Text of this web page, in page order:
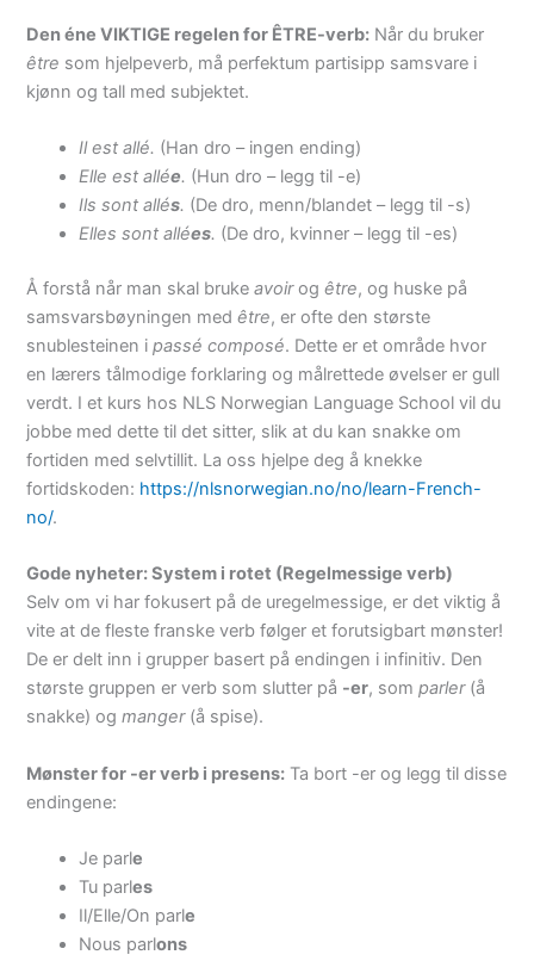
Den éne VIKTIGE regelen for ÊTRE-verb: Når du bruker
être som hjelpeverb, må perfektum partisipp samsvare i
kjønn og tall med subjektet.
Il est allé. (Han dro – ingen ending)
Elle est allée. (Hun dro – legg til -e)
Ils sont allés. (De dro, menn/blandet – legg til -s)
Elles sont allées. (De dro, kvinner – legg til -es)
Å forstå når man skal brukeavoirogêtre, og huske på
samsvarsbøyningen medêtre, er ofte den største
snublesteinen ipassé composé. Dette er et område hvor
en lærers tålmodige forklaring og målrettede øvelser er gull
verdt. I et kurs hos NLS Norwegian Language School vil du
jobbe med dette til det sitter, slik at du kan snakke om
fortiden med selvtillit. La oss hjelpe deg å knekke
fortidskoden: https://nlsnorwegian.no/no/learn-French-
no/.
Gode nyheter: System i rotet (Regelmessige verb)
Selv om vi har fokusert på de uregelmessige, er det viktig å
vite at de fleste franske verb følger et forutsigbart mønster!
De er delt inn i grupper basert på endingen i infinitiv. Den
største gruppen er verb som slutter på -er, somparler(å
snakke) ogmanger(å spise).
Mønster for -er verb i presens: Ta bort -er og legg til disse
endingene:
Je parle
Tu parles
Il/Elle/On parle
Nous parlons